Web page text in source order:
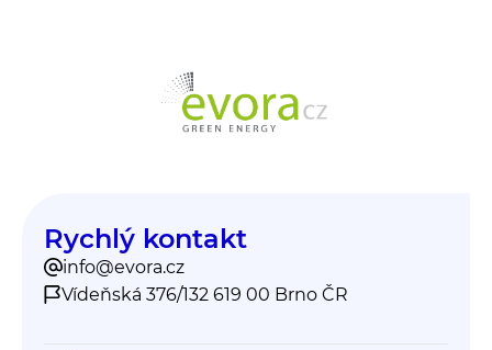
zákazníka a podloženo již více jak 10 letou praxí.
Rychlý kontakt
info@evora.cz
Vídeňská 376/132 619 00 Brno ČR